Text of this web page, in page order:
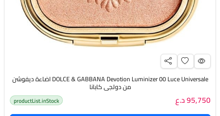
DOLCE & GABBANA Devotion Luminizer 00 Luce Universale اضاءة ديفوشن
من دولجي كابانا
95,750 د.ع productList.inStock